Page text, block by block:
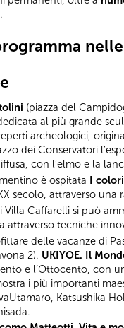
nelle
(piazza del
al più grande
archeologici,
dei Conservatori
con l’elmo e la
è ospitata I
secolo, attraverso una
Villa Caffarelli si può
attraverso tecniche
delle vacanze di
2). UKIYOE. Il
e l’Ottocento, con
i più importanti
Katsushika